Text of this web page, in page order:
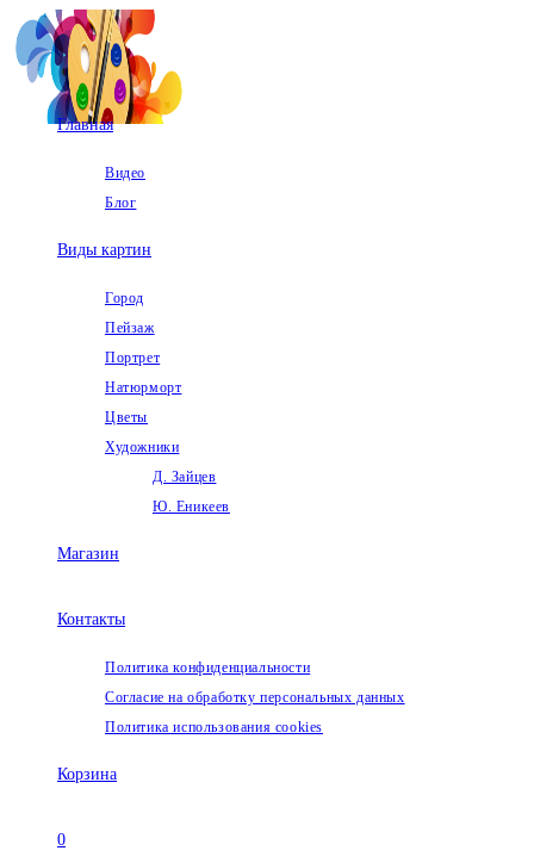
Перейти
к
содержимому
Главная
Видео
Блог
Виды картин
Город
Пейзаж
Портрет
Натюрморт
Цветы
Художники
Д. Зайцев
Ю. Еникеев
Магазин
Контакты
Политика конфиденциальности
Согласие на обработку персональных данных
Политика использования cookies
Корзина
0